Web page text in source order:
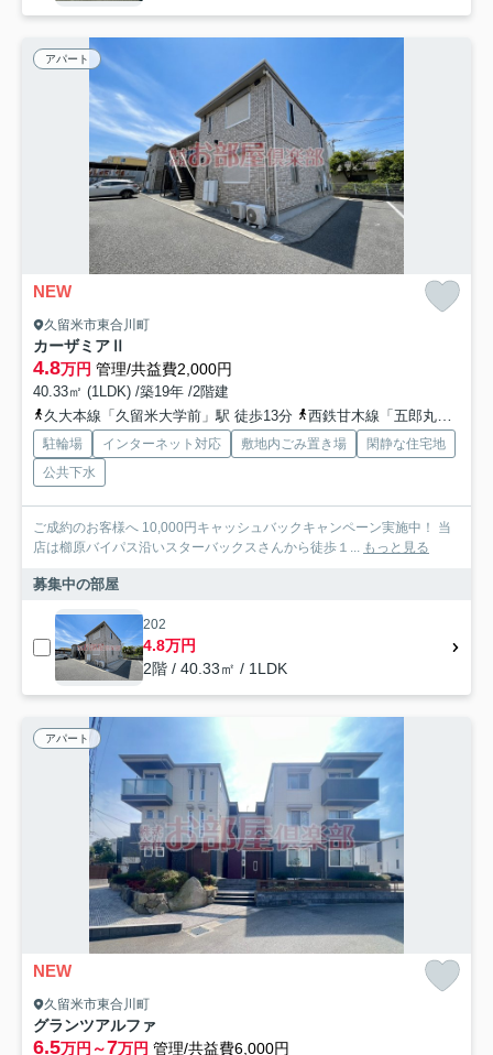
アパート
NEW
久留米市東合川町
カーザミアⅡ
4.8万円 管理/共益費2,000円
40.33㎡ (1LDK) /築19年 /2階建
久大本線「久留米大学前」駅 徒歩13分
西鉄甘木線「五郎丸」駅 徒歩26分
駐輪場 インターネット対応 敷地内ごみ置き場
閑静な住宅地
公共下水
ご成約のお客様へ 10,000円キャッシュバックキャンペーン実施中！ 当
店は櫛原バイパス沿いスターバックスさんから徒歩１... もっと見る
募集中の部屋
202
4.8万円
2階 / 40.33㎡ / 1LDK
アパート
NEW
久留米市東合川町
グランツアルファ
6.5万円～7万円 管理/共益費6,000円